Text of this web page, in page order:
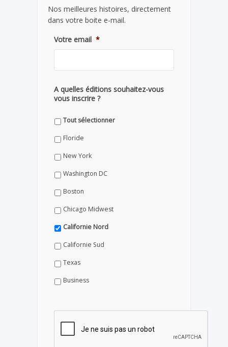
Nos meilleures histoires, directement
dans votre boite e-mail.
Votre email *
A quelles éditions souhaitez-vous
vous inscrire ?
Tout sélectionner
Floride
New York
Washington DC
Boston
Chicago Midwest
Californie Nord
Californie Sud
Texas
Business